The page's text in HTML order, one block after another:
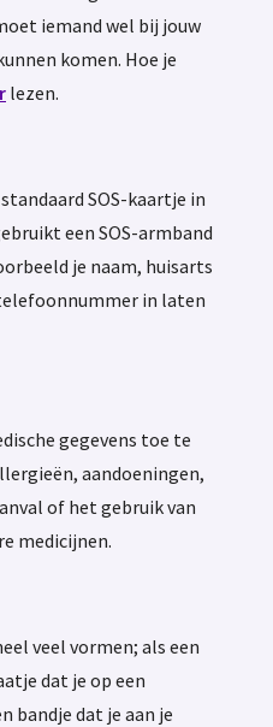
iemand wel bij jouw
komen. Hoe je
lezen.
SOS-kaartje in
een SOS-armband
je naam, huisarts
in laten
gegevens toe te
aandoeningen,
of het gebruik van
medicijnen.
veel vormen; als een
dat je op een
bandje dat je aan je